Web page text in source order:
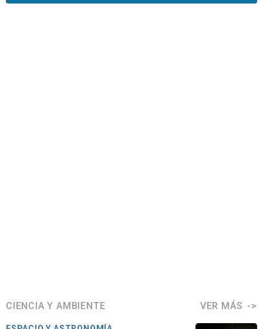
CIENCIA Y AMBIENTE VER MÁS